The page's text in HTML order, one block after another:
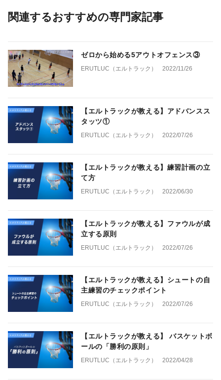
関連するおすすめの専門家記事
ゼロから始める5アウトオフェンス③
ERUTLUC（エルトラック） 2022/11/26
【エルトラックが教える】アドバンスス
タッツ①
ERUTLUC（エルトラック） 2022/07/26
【エルトラックが教える】練習計画の立
て方
ERUTLUC（エルトラック） 2022/06/30
【エルトラックが教える】ファウルが成
立する原則
ERUTLUC（エルトラック） 2022/07/26
【エルトラックが教える】シュートの自
主練習のチェックポイント
ERUTLUC（エルトラック） 2022/07/26
【エルトラックが教える】 バスケットボ
ールの「勝利の原則」
ERUTLUC（エルトラック） 2022/04/28